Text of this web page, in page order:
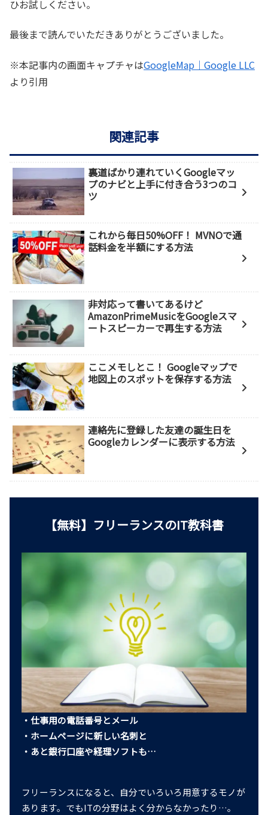
ひお試しください。
最後まで読んでいただきありがとうございました。
※本記事内の画面キャプチャはGoogleMap｜Google LLC
より引用
関連記事
裏道ばかり連れていくGoogleマッ
プのナビと上手に付き合う3つのコ
ツ
これから毎日50%OFF！ MVNOで通
話料金を半額にする方法
非対応って書いてあるけど
AmazonPrimeMusicをGoogleスマ
ートスピーカーで再生する方法
ここメモしとこ！ Googleマップで
地図上のスポットを保存する方法
連絡先に登録した友達の誕生日を
Googleカレンダーに表示する方法
【無料】フリーランスのIT教科書
・仕事用の電話番号とメール
・ホームページに新しい名刺と
・あと銀行口座や経理ソフトも…
フリーランスになると、自分でいろいろ用意するモノが
あります。でもITの分野はよく分からなかったり…。